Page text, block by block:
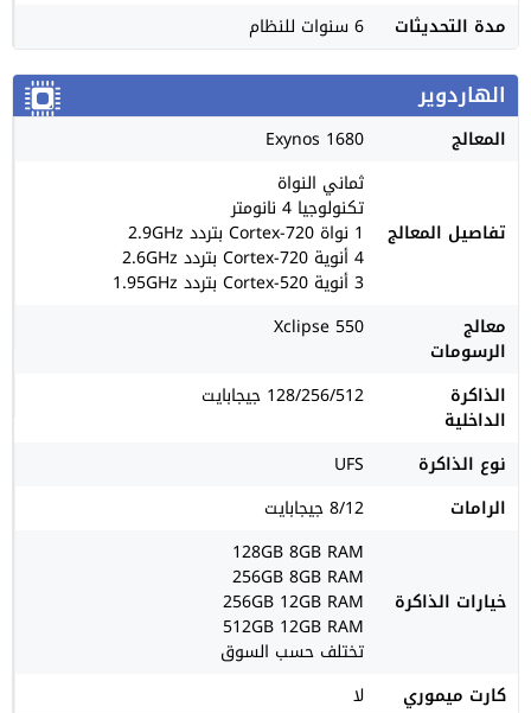
مدة التحديثات
6 سنوات للنظام
الهاردوير
المعالج Exynos 1680
تفاصيل المعالج
ثماني النواة
تكنولوجيا 4 نانومتر
1 نواة Cortex-720 بتردد 2.9GHz
4 أنوية Cortex-720 بتردد 2.6GHz
3 أنوية Cortex-520 بتردد 1.95GHz
معالج
الرسومات
Xclipse 550
الذاكرة
الداخلية
128/256/512 جيجابايت
نوع الذاكرة
UFS
الرامات
8/12 جيجابايت
خيارات الذاكرة
128GB 8GB RAM
256GB 8GB RAM
256GB 12GB RAM
512GB 12GB RAM
تختلف حسب السوق
كارت ميموري
لا